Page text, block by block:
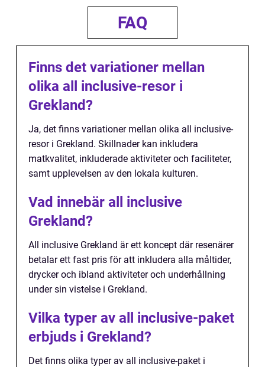
FAQ
Finns det variationer mellan
olika all inclusive-resor i
Grekland?
Ja, det finns variationer mellan olika all inclusive-
resor i Grekland. Skillnader kan inkludera
matkvalitet, inkluderade aktiviteter och faciliteter,
samt upplevelsen av den lokala kulturen.
Vad innebär all inclusive
Grekland?
All inclusive Grekland är ett koncept där resenärer
betalar ett fast pris för att inkludera alla måltider,
drycker och ibland aktiviteter och underhållning
under sin vistelse i Grekland.
Vilka typer av all inclusive-paket
erbjuds i Grekland?
Det finns olika typer av all inclusive-paket i